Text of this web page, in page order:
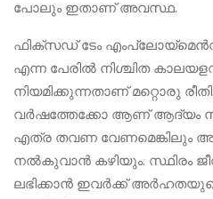
പോലും ഇതാണ് അവസ്ഥ.
ഫിക്സഡ് ടേം എംപ്ലോയ്മെന്‍റ്
എന്ന പേരിൽ നിശ്ചിത
നിയമിക്കുന്നതാണ് മറ്റൊരു
വർഷത്തേക്കോ ആണ് ആദ്യം
എത്ര തവണ വേണമെങ്കിലും
നൽകുവാൻ കഴിയും. സ്ഥിരം
ലഭിക്കാൻ ഇവർക്ക്